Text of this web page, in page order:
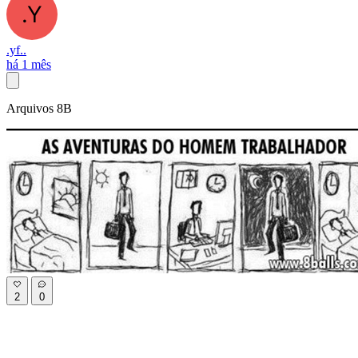
.yf..
há 1 mês
Arquivos 8B
2 0